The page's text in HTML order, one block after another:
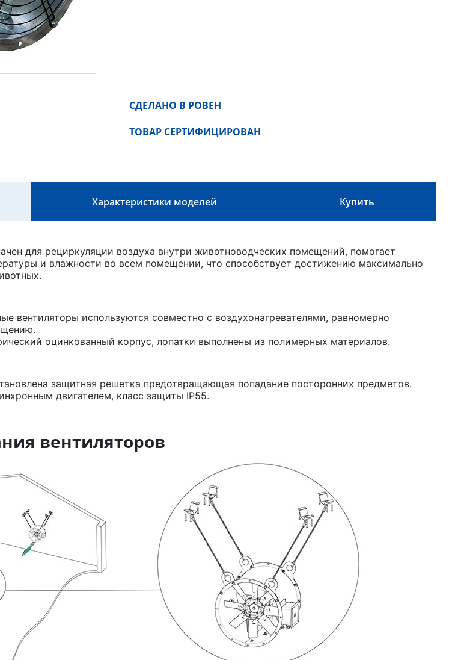
СДЕЛАНО В РОВЕН
ТОВАР СЕРТИФИЦИРОВАН
Характеристики моделей Купить
для рециркуляции воздуха внутри животноводческих помещений, помогает
и влажности во всем помещении, что способствует достижению максимально
вентиляторы используются совместно с воздухонагревателями, равномерно
оцинкованный корпус, лопатки выполнены из полимерных материалов.
защитная решетка предотвращающая попадание посторонних предметов.
двигателем, класс защиты IP55.
вентиляторов